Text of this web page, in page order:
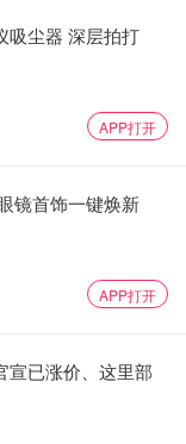
吸尘器 深层拍打
APP打开
镜首饰一键焕新
APP打开
宣已涨价、这里部